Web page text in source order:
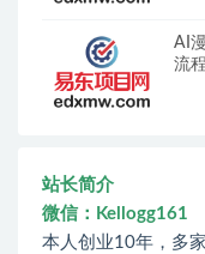
AI
流程
站长简介
微信：Kellogg161
本人创业10年，多